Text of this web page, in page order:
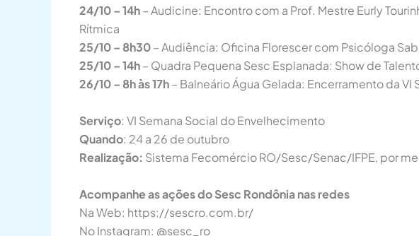
24/10 – 14h– Audicine: Encontro com a Prof. Mestre Eurly
Rítmica
25/10 – 8h30– Audiência: Oficina Florescer com Psicóloga
25/10 – 14h– Quadra Pequena Sesc Esplanada: Show de
26/10 – 8h às 17h– Balneário Água Gelada: Encerramento da
Serviço: VI Semana Social do Envelhecimento
Quando: 24 a 26 de outubro
Realização: Sistema Fecomércio RO/Sesc/Senac/IFPE, por
Acompanhe as ações do Sesc Rondônia nas redes
Na Web: https://sescro.com.br/
No Instagram: @sesc_ro